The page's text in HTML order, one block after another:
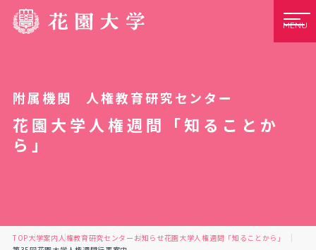
MENU
附属機関 人権教育研究センター
花園大学人権週間「知ることか
ら」
TOP大学案内人権教育研究センター お知らせ花園大学人権週間「知ることから」